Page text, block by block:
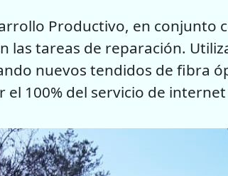
Productivo, en conjunto
las tareas de reparación.
nuevos tendidos de fibra
100% del servicio de